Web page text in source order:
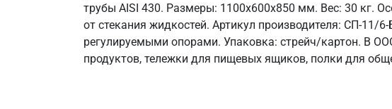
трубы AISI 430. Размеры: 1100x600x850 мм. Вес: 30 кг.
от стекания жидкостей. Артикул производителя: СП-
регулируемыми опорами. Упаковка: стрейч/картон. В
продуктов, тележки для пищевых ящиков, полки для